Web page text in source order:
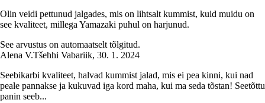
Olin veidi pettunud jalgades, mis on lihtsalt kummist, kuid muidu on
see kvaliteet, millega Yamazaki puhul on harjunud.
See arvustus on automaatselt tõlgitud.
Alena V.Tšehhi Vabariik, 30. 1. 2024
Seebikarbi kvaliteet, halvad kummist jalad, mis ei pea kinni, kui nad
peale pannakse ja kukuvad iga kord maha, kui ma seda tõstan! Seetõttu
panin seeb...